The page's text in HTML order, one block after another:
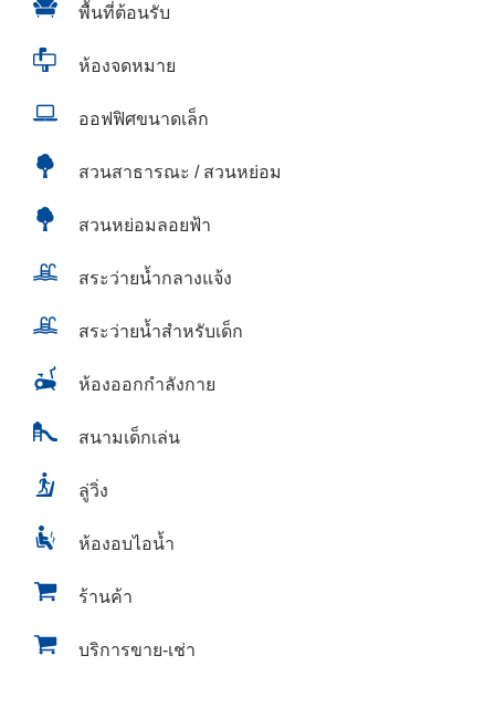
พื้นที่ต้อนรับ
ห้องจดหมาย
ออฟฟิศขนาดเล็ก
สวนสาธารณะ / สวนหย่อม
สวนหย่อมลอยฟ้า
สระว่ายน้ำกลางแจ้ง
สระว่ายน้ำสำหรับเด็ก
ห้องออกกำลังกาย
สนามเด็กเล่น
ลู่วิ่ง
ห้องอบไอน้ำ
ร้านค้า
บริการขาย-เช่า